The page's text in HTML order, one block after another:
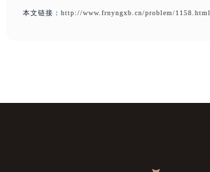
本文链接： http://www.frnyngxb.cn/problem/1158.html